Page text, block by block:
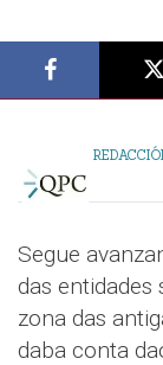
Segue
das
zona das
daba conta